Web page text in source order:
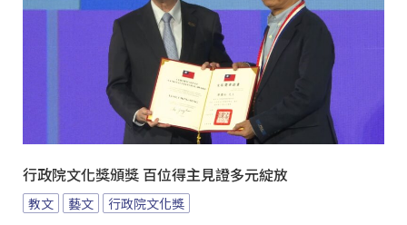
行政院文化獎頒獎 百位得主見證多元綻放
教文 藝文 行政院文化獎